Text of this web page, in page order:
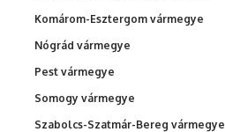
Komárom-Esztergom vármegye
Nógrád vármegye
Pest vármegye
Somogy vármegye
Szabolcs-Szatmár-Bereg vármegye